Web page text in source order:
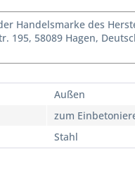
Handelsmarke des
195, 58089 Hagen,
Außen
zum
Stahl